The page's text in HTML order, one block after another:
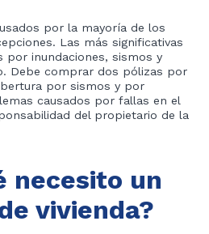
por la mayoría de los
Las más significativas
por inundaciones, sismos y
Debe comprar dos pólizas por
por sismos y por
causados por fallas en el
del propietario de la
necesito un
vivienda?